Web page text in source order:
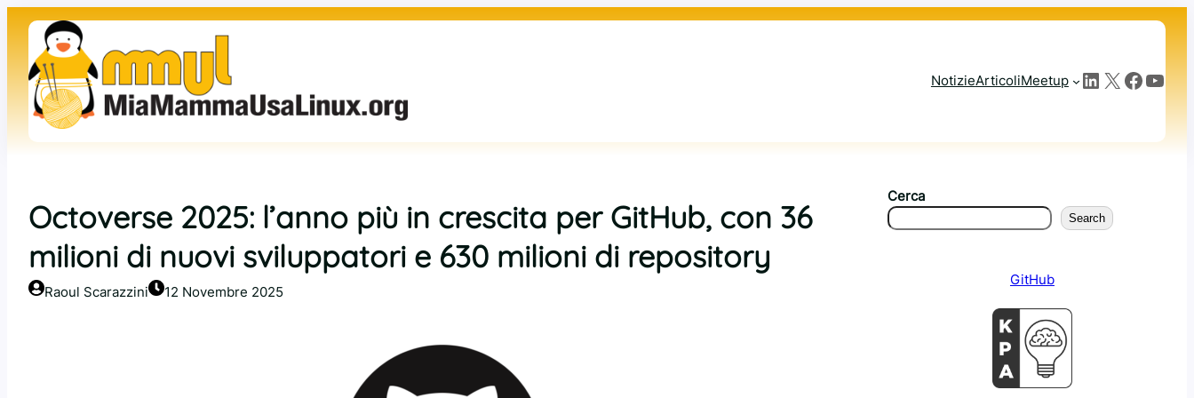
contenuto
NotizieArticoliMeetup LinkedIn X Facebook YouTube
Octoverse 2025: l’anno più in crescita per GitHub, con 36
milioni di nuovi sviluppatori e 630 milioni di repository
Raoul Scarazzini 12 Novembre 2025
Cerca
Search
GitHub